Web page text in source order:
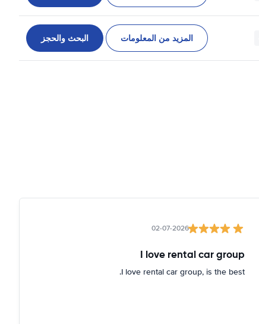
المزيد من المعلومات البحث والحجز
02-07-2026
I love rental car group
I love rental car group, is the best.